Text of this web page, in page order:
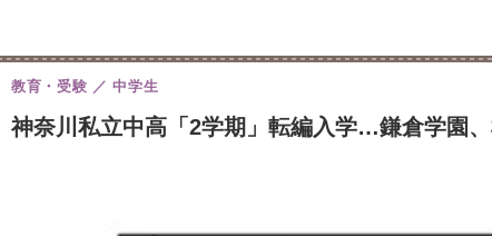
神奈川私立中高「2学期」転編入学…鎌倉学園
教育・受験 中学生